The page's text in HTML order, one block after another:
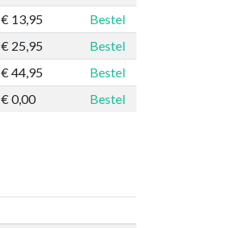
€ 13,95
Bestel
€ 25,95
Bestel
€ 44,95
Bestel
€ 0,00 Bestel